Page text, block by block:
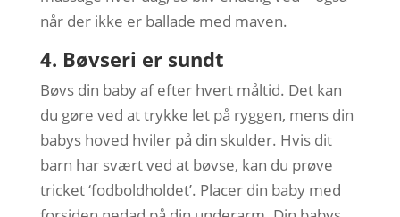
når der ikke er ballade med maven.
4. Bøvseri er sundt
Bøvs din baby af efter hvert måltid. Det kan
du gøre ved at trykke let på ryggen, mens din
babys hoved hviler på din skulder. Hvis dit
barn har svært ved at bøvse, kan du prøve
tricket ‘fodboldholdet’. Placer din baby med